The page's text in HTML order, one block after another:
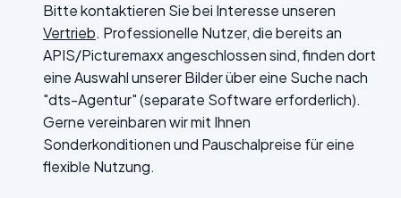
Bitte kontaktieren Sie bei Interesse unseren
Vertrieb. Professionelle Nutzer, die bereits an
APIS/Picturemaxx angeschlossen sind, finden dort
eine Auswahl unserer Bilder über eine Suche nach
"dts-Agentur" (separate Software erforderlich).
Gerne vereinbaren wir mit Ihnen
Sonderkonditionen und Pauschalpreise für eine
flexible Nutzung.